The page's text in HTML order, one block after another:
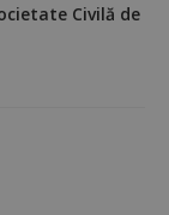
Civilă de